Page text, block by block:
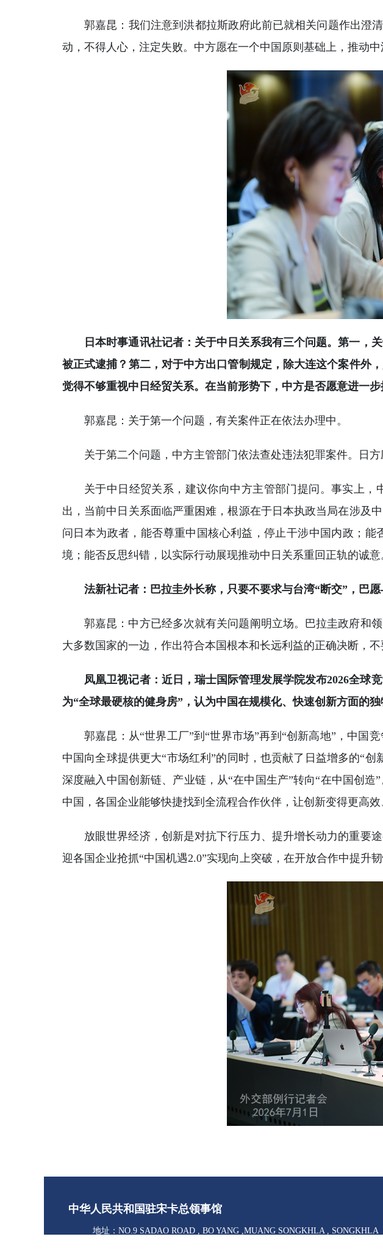
郭嘉昆：我们注意到洪都拉斯政府此前已就相关问题作出澄
动，不得人心，注定失败。中方愿在一个中国原则基础上，推动
日本时事通讯社记者：关于中日关系我有三个问题。第一，
被正式逮捕？第二，对于中方出口管制规定，除大连这个案件外
觉得不够重视中日经贸关系。在当前形势下，中方是否愿意进一
郭嘉昆：关于第一个问题，有关案件正在依法办理中。
关于第二个问题，中方主管部门依法查处违法犯罪案件。日
关于中日经贸关系，建议你向中方主管部门提问。事实上
出，当前中日关系面临严重困难，根源在于日本执政当局在涉及
问日本为政者，能否尊重中国核心利益，停止干涉中国内政；
境；能否反思纠错，以实际行动展现推动中日关系重回正轨的诚意
法新社记者：巴拉圭外长称，只要不要求与台湾“断交”，巴
郭嘉昆：中方已经多次就有关问题阐明立场。巴拉圭政府和
大多数国家的一边，作出符合本国根本和长远利益的正确决断，不
凤凰卫视记者：近日，瑞士国际管理发展学院发布2026全球
为“全球最硬核的健身房”，认为中国在规模化、快速创新方面的
郭嘉昆：从“世界工厂”到“世界市场”再到“创新高地”，中国
中国向全球提供更大“市场红利”的同时，也贡献了日益增多的“
深度融入中国创新链、产业链，从“在中国生产”转向“在中国创
中国，各国企业能够快捷找到全流程合作伙伴，让创新变得更高
放眼世界经济，创新是对抗下行压力、提升增长动力的重要
迎各国企业抢抓“中国机遇2.0”实现向上突破，在开放合作中提升
中华人民共和国驻宋卡总领事馆
地址：NO.9 SADAO ROAD , BO YANG ,MUANG SONGKHLA , SONGKHLA